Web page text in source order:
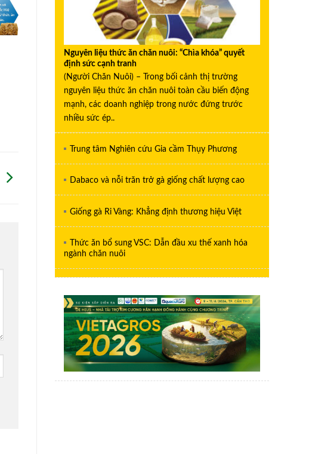
Nguyên liệu thức ăn chăn nuôi: “Chìa khóa” quyết
định sức cạnh tranh
(Người Chăn Nuôi) – Trong bối cảnh thị trường
nguyên liệu thức ăn chăn nuôi toàn cầu biến động
mạnh, các doanh nghiệp trong nước đứng trước
nhiều sức ép..
Trung tâm Nghiên cứu Gia cầm Thụy Phương
Dabaco và nỗi trăn trở gà giống chất lượng cao
Giống gà Ri Vàng: Khẳng định thương hiệu Việt
Thức ăn bổ sung VSC: Dẫn đầu xu thế xanh hóa
ngành chăn nuôi